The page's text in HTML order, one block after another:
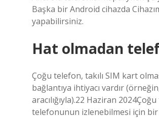
Başka bir Android cihazda
yapabilirsiniz.
Hat olmadan
Çoğu telefon, takılı SIM kart
bağlantıya ihtiyacı vardır
aracılığıyla).22 Haziran
telefonunun izlenebilmesi için bir